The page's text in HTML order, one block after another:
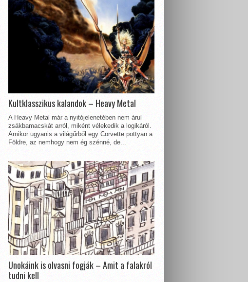
Kultklasszikus kalandok – Heavy Metal
A Heavy Metal már a nyitójelenetében nem árul
zsákbamacskát arról, miként vélekedik a logikáról.
Amikor ugyanis a világűrből egy Corvette pottyan a
Földre, az nemhogy nem ég szénné, de...
Unokáink is olvasni fogják – Amit a falakról
tudni kell